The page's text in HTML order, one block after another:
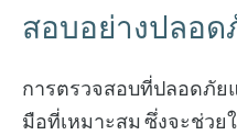
สอบอย่างปลอด
การตรวจสอบที่ปลอดภัย
มือที่เหมาะสม ซึ่งจะช่ว